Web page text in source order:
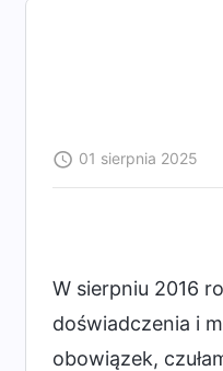
01 sierpnia 2025
W sierpniu 2016
doświadczenia i
obowiązek,